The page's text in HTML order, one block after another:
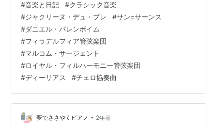
の流れ。初めて聴く作品を素直に受けいれられるか否か
は、それを演奏する者の腕に左右されるものだと思って
はいたけれども、それが如実な形で現れた。それは「音
がつかめる状態」と言い換えることも出来そうな、自分
なりの作品解釈の方法なのだけれども、デュ・プレは作
品に込められた楽譜の意図を非常につかみ取りやす…
#音楽と日記 #クラシック音楽
#ジャクリーヌ・デュ・プレ #サン=サーンス
#ダニエル・バレンボイム
#フィラデルフィア管弦楽団
#マルコム・サージェント
#ロイヤル・フィルハーモニー管弦楽団
#ディーリアス #チェロ協奏曲
夢でささやくピアノ • 2年前